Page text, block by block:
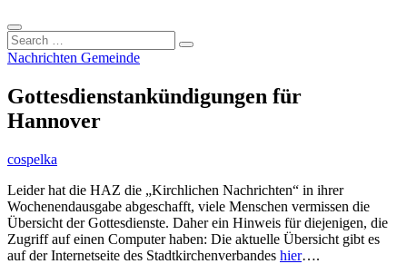
Search
…
Nachrichten Gemeinde
Gottesdienstankündigungen für
Hannover
cospelka
Leider hat die HAZ die „Kirchlichen Nachrichten“ in ihrer
Wochenendausgabe abgeschafft, viele Menschen vermissen die
Übersicht der Gottesdienste. Daher ein Hinweis für diejenigen, die
Zugriff auf einen Computer haben: Die aktuelle Übersicht gibt es
auf der Internetseite des Stadtkirchenverbandes hier….